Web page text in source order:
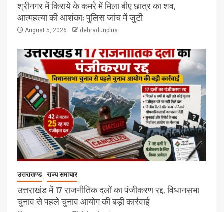
श्रीनगर में किराये के कमरे में मिला बीए छात्र का शव,
आत्महत्या की आशंका; पुलिस जांच में जुटी
August 5, 2026 dehradunplus
उत्तराखण्ड राज्य समाचार
उत्तराखंड में 17 राजनीतिक दलों का पंजीकरण रद्द, विधानसभा
चुनाव से पहले चुनाव आयोग की बड़ी कार्रवाई